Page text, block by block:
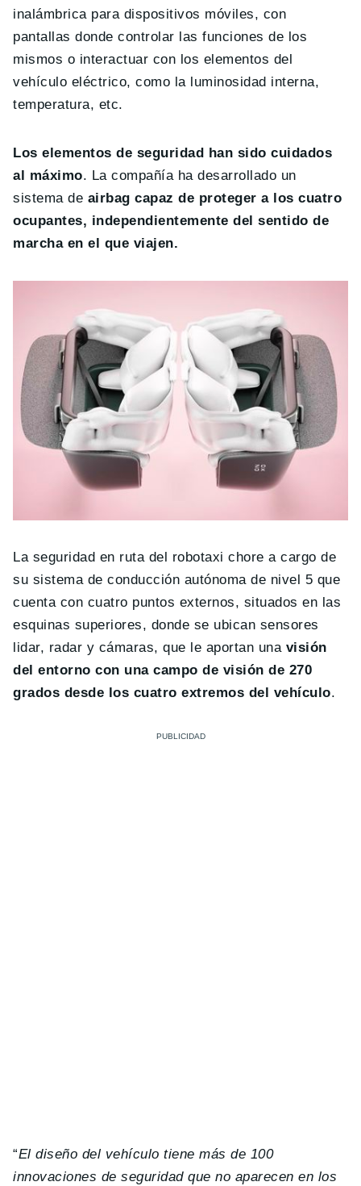
inalámbrica para dispositivos móviles, con
pantallas donde controlar las funciones de los
mismos o interactuar con los elementos del
vehículo eléctrico, como la luminosidad interna,
temperatura, etc.
Los elementos de seguridad han sido cuidados
al máximo. La compañía ha desarrollado un
sistema de airbag capaz de proteger a los cuatro
ocupantes, independientemente del sentido de
marcha en el que viajen.
La seguridad en ruta del robotaxi chore a cargo de
su sistema de conducción autónoma de nivel 5 que
cuenta con cuatro puntos externos, situados en las
esquinas superiores, donde se ubican sensores
lidar, radar y cámaras, que le aportan unavisión
del entorno con una campo de visión de 270
grados desde los cuatro extremos del vehículo.
“El diseño del vehículo tiene más de 100
innovaciones de seguridad que no aparecen en los